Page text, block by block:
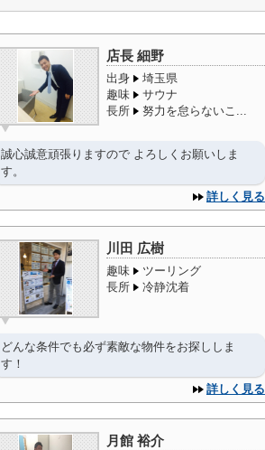
店長 細野
出身
埼玉県
趣味
サウナ
長所
努力を怠らないこ...
誠心誠意頑張りますので よろしくお願いしま
す。
詳しく見る
川田 広樹
趣味
ツーリング
長所
冷静沈着
どんな条件でも必ず素敵な物件をお探ししま
す！
詳しく見る
月館 裕介